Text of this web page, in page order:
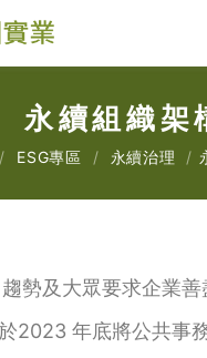
永續組織架
ESG專區 永續治理
勢及大眾要求企業
2023 年底將公共事